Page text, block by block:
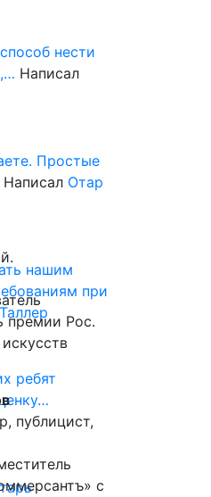
нести
Написал
Простые
Написал Отар
нашим
при
ребят
премии Рос.
публицист,
с